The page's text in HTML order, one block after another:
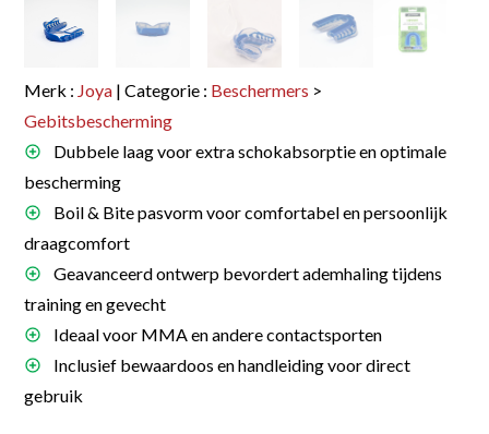
Merk : Joya | Categorie : Beschermers >
Gebitsbescherming
Dubbele laag voor extra schokabsorptie en optimale
bescherming
Boil & Bite pasvorm voor comfortabel en persoonlijk
draagcomfort
Geavanceerd ontwerp bevordert ademhaling tijdens
training en gevecht
Ideaal voor MMA en andere contactsporten
Inclusief bewaardoos en handleiding voor direct
gebruik